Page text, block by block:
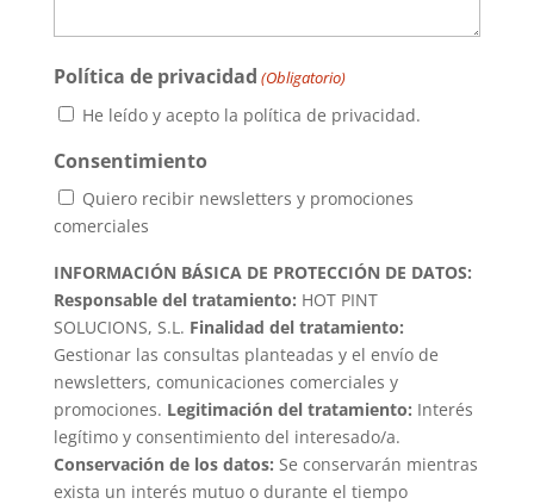
Política de privacidad (Obligatorio)
He leído y acepto la política de privacidad.
Consentimiento
Quiero recibir newsletters y promociones
comerciales
INFORMACIÓN BÁSICA DE PROTECCIÓN DE DATOS:
Responsable del tratamiento: HOT PINT
SOLUCIONS, S.L. Finalidad del tratamiento:
Gestionar las consultas planteadas y el envío de
newsletters, comunicaciones comerciales y
promociones. Legitimación del tratamiento: Interés
legítimo y consentimiento del interesado/a.
Conservación de los datos: Se conservarán mientras
exista un interés mutuo o durante el tiempo